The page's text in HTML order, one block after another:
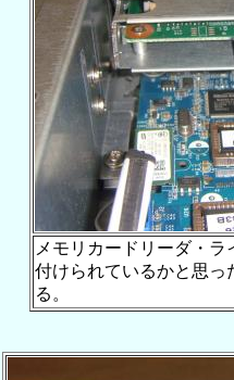
メモリカードリーダ・
付けられているかと思っ
る。